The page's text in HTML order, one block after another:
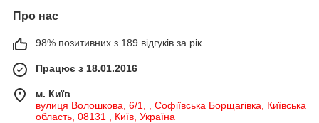
Про нас
98% позитивних з 189 відгуків за рік
Працює з 18.01.2016
м. Київ
вулиця Волошкова, 6/1, , Софіївська Борщагівка, Київська
область, 08131 , Київ, Україна